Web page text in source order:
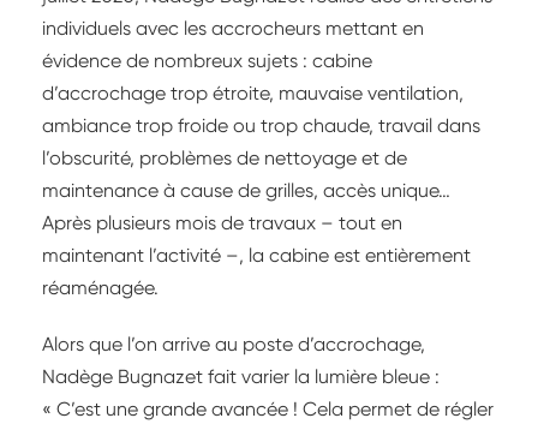
individuels avec les accrocheurs mettant en
évidence de nombreux sujets : cabine
d’accrochage trop étroite, mauvaise ventilation,
ambiance trop froide ou trop chaude, travail dans
l’obscurité, problèmes de nettoyage et de
maintenance à cause de grilles, accès unique…
Après plusieurs mois de travaux – tout en
maintenant l’activité –, la cabine est entièrement
réaménagée.
Alors que l’on arrive au poste d’accrochage,
Nadège Bugnazet fait varier la lumière bleue :
« C’est une grande avancée ! Cela permet de régler